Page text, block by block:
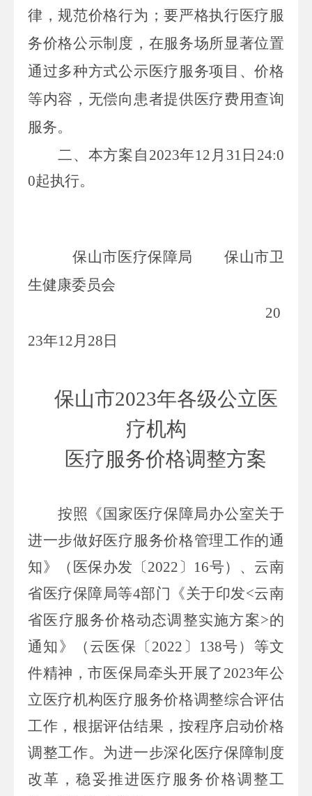
律，规范价格行为；要严格执行医疗服
务价格公示制度，在服务场所显著位置
通过多种方式公示医疗服务项目、价格
等内容，无偿向患者提供医疗费用查询
服务。
二、本方案自 2023年12 月 31 日 24:0
0起执行。
保山市医疗保障局 保山市卫
生健康委员会
20
23年12月 28 日
保山市2023年各级公立医
疗机构
医疗服务价格调整方案
按照《国家医疗保障局办公室关于
进一步做好医疗服务价格管理工作的通
知》（医保办发〔2022 〕 16号）、云南
省医疗保障局等4部门《关于印发<云南
省医疗服务价格动态调整实施方案>的
通知》（云医保〔 2022 〕 138号）等文
件精神，市医保局牵头开展了 2023年公
立医疗机构医疗服务价格调整综合评估
工作，根据评估结果 ， 按程序启动价格
调整工作。 为进一步深化医疗保障制度
改革，稳妥推进 医疗服务价格调整工